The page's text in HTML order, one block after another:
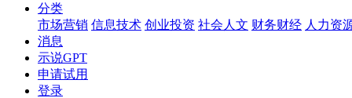
分类
市场营销 信息技术 创业投资 社会人文 财务财经 人力资
消息
示说GPT
申请试用
登录